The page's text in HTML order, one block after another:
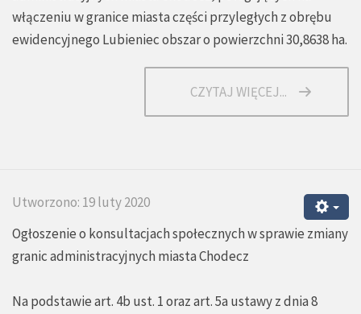
włączeniu w granice miasta części przyległych z obrębu
ewidencyjnego Lubieniec obszar o powierzchni 30,8638 ha.
CZYTAJ WIĘCEJ...
Utworzono: 19 luty 2020
Ogłoszenie o konsultacjach społecznych w sprawie zmiany
granic administracyjnych miasta Chodecz
Na podstawie art. 4b ust. 1 oraz art. 5a ustawy z dnia 8